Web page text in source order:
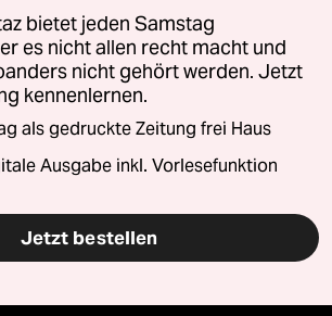
bietet jeden Samstag
es nicht allen recht macht und
nicht gehört werden. Jetzt
kennenlernen.
als gedruckte Zeitung frei Haus
Ausgabe inkl. Vorlesefunktion
Jetzt bestellen